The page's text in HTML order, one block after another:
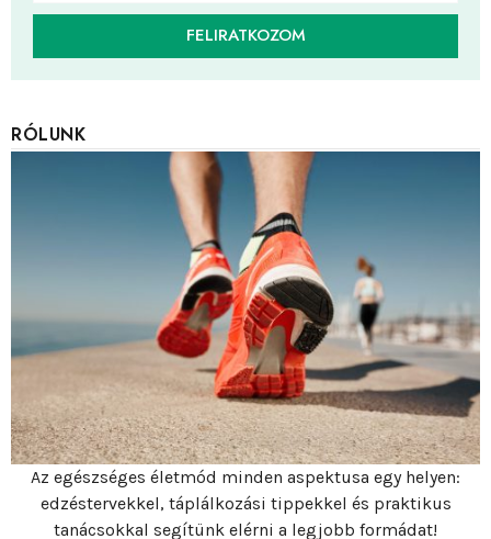
FELIRATKOZOM
RÓLUNK
Az egészséges életmód minden aspektusa egy helyen:
edzéstervekkel, táplálkozási tippekkel és praktikus
tanácsokkal segítünk elérni a legjobb formádat!